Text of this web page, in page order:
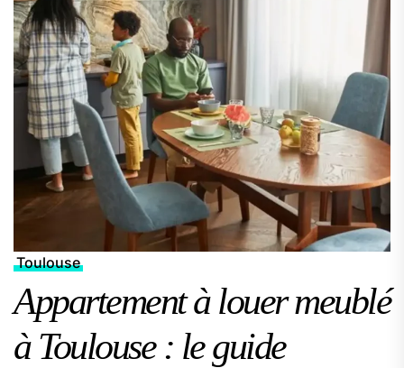
Toulouse
Appartement à louer meublé
à Toulouse : le guide